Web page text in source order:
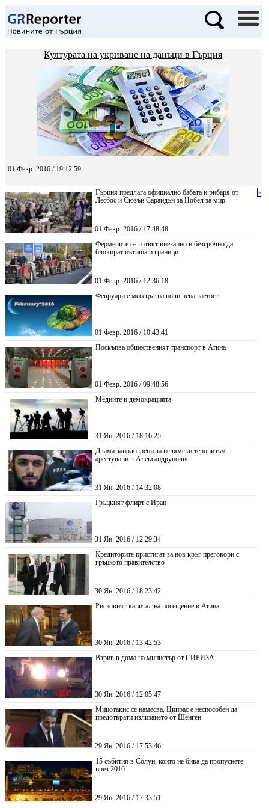
Културата на укриване на данъци в Гърция
01 Февр. 2016 / 19:12:59
Гърция предлага официално бабата и рибаря от
Лесбос и Сюзън Сарандън за Нобел за мир
01 Февр. 2016 / 17:48:48
Фермерите се готвят внезапно и безсрочно да
блокират пътища и граници
01 Февр. 2016 / 12:36:18
Февруари е месецът на повишена заетост
01 Февр. 2016 / 10:43:41
Поскъпва общественият транспорт в Атина
01 Февр. 2016 / 09:48:56
Медиите и демокрацията
31 Ян. 2016 / 18:16:25
Двама заподозрени за ислямски тероризъм
арестувани в Александруполис
31 Ян. 2016 / 14:32:08
Гръцкият флирт с Иран
31 Ян. 2016 / 12:29:34
Кредиторите пристигат за нов кръг преговори с
гръцкото правителство
30 Ян. 2016 / 18:23:42
Рисковият капитал на посещение в Атина
30 Ян. 2016 / 13:42:53
Взрив в дома на министър от СИРИЗА
30 Ян. 2016 / 12:05:47
Мицотакис се намесва, Ципрас е неспособен да
предотврати излизането от Шенген
29 Ян. 2016 / 17:53:46
15 събития в Солун, които не бива да пропуснете
през 2016
29 Ян. 2016 / 17:33:51
«